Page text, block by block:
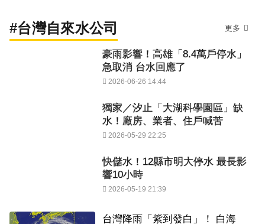
#台灣自來水公司 更多
豪雨影響！高雄「8.4萬戶停水」
急取消 台水回應了
2026-06-26 14:44
獨家／汐止「大湖科學園區」缺
水！廠房、業者、住戶喊苦
2026-05-29 22:25
快儲水！12縣市明大停水 最長影
響10小時
2026-05-19 21:39
台灣降雨「紫到發白」！ 白海